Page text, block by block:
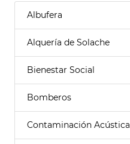
Albufera
Alquería de Solache
Bienestar Social
Bomberos
Contaminación Acústica